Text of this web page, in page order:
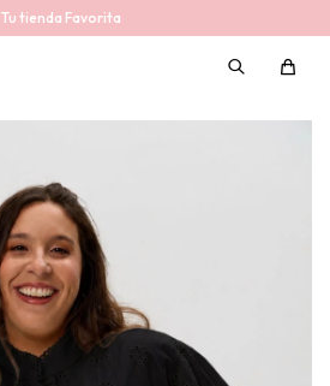
Tu tienda Favorita